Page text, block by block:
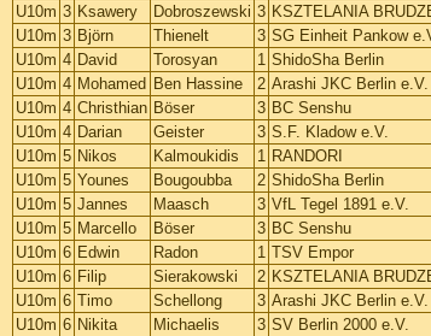
U10m 3 Ksawery Dobroszewski 3 KSZTELANIA
U10m 3 Björn Thienelt 3 SG Einheit Pankow
U10m 4 David Torosyan 1 ShidoSha Berlin
U10m 4 Mohamed Ben Hassine 2 Arashi JKC Berlin e.V.
U10m 4 Christhian Böser 3 BC Senshu
U10m 4 Darian Geister 3 S.F. Kladow e.V.
U10m 5 Nikos Kalmoukidis 1 RANDORI
U10m 5 Younes Bougoubba 2 ShidoSha Berlin
U10m 5 Jannes Maasch 3 VfL Tegel 1891 e.V.
U10m 5 Marcello Böser 3 BC Senshu
U10m 6 Edwin Radon 1 TSV Empor
U10m 6 Filip Sierakowski 2 KSZTELANIA
U10m 6 Timo Schellong 3 Arashi JKC Berlin e.V.
U10m 6 Nikita Michaelis 3 SV Berlin 2000 e.V.